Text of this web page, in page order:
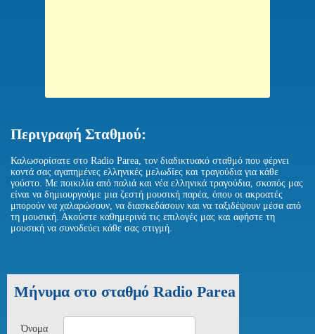
Περιγραφή Σταθμού:
Καλωσορίσατε στο Radio Parea, τον διαδικτυακό σταθμό που φέρνει
κοντά σας αγαπημένες ελληνικές μελωδίες και τραγούδια για κάθε
γούστο. Με ποικιλία από παλιά και νέα ελληνικά τραγούδια, σκοπός μας
είναι να δημιουργούμε μια ζεστή μουσική παρέα, όπου οι ακροατές
μπορούν να χαλαρώσουν, να διασκεδάσουν και να ταξιδέψουν μέσα από
τη μουσική. Ακούστε καθημερινά τις επιλογές μας και αφήστε τη
μουσική να συνοδεύει κάθε σας στιγμή.
Μήνυμα στο σταθμό Radio Parea
Όνομα